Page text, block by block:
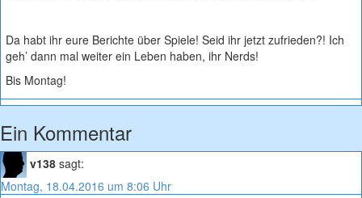
Da habt ihr eure Berichte über Spiele! Seid ihr jetzt zufrieden?! Ich
geh’ dann mal weiter ein Leben haben, ihr Nerds!
Bis Montag!
Ein Kommentar
v138 sagt:
Montag, 18.04.2016 um 8:06 Uhr